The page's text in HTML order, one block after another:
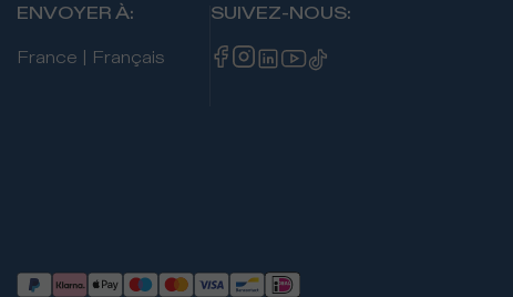
ENVOYER À:
France
Français
SUIVEZ-NOUS: